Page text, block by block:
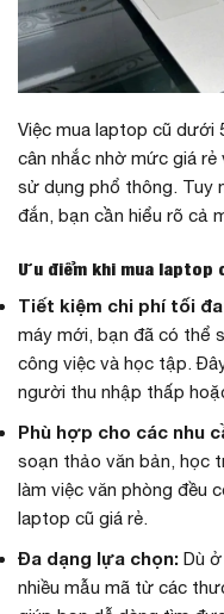
Việc mua laptop cũ dưới
cân nhắc nhờ mức giá rẻ
sử dụng phổ thông. Tuy
đắn, bạn cần hiểu rõ cả
Ưu điểm khi mua
Tiết kiệm chi phí tối đa
máy mới, bạn đã có thể
công việc và học tập.
người thu nhập thấp
Phù hợp cho các nhu
soạn thảo văn bản, học
làm việc văn phòng đều
laptop cũ giá rẻ.
Đa dạng lựa chọn: Dù
nhiều mẫu mã từ các